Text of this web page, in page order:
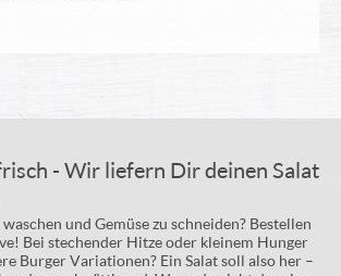
- Wir liefern Dir deinen Salat
und Gemüse zu schneiden? Bestellen
Bei stechender Hitze oder kleinem Hunger
Burger Variationen? Ein Salat soll also her –